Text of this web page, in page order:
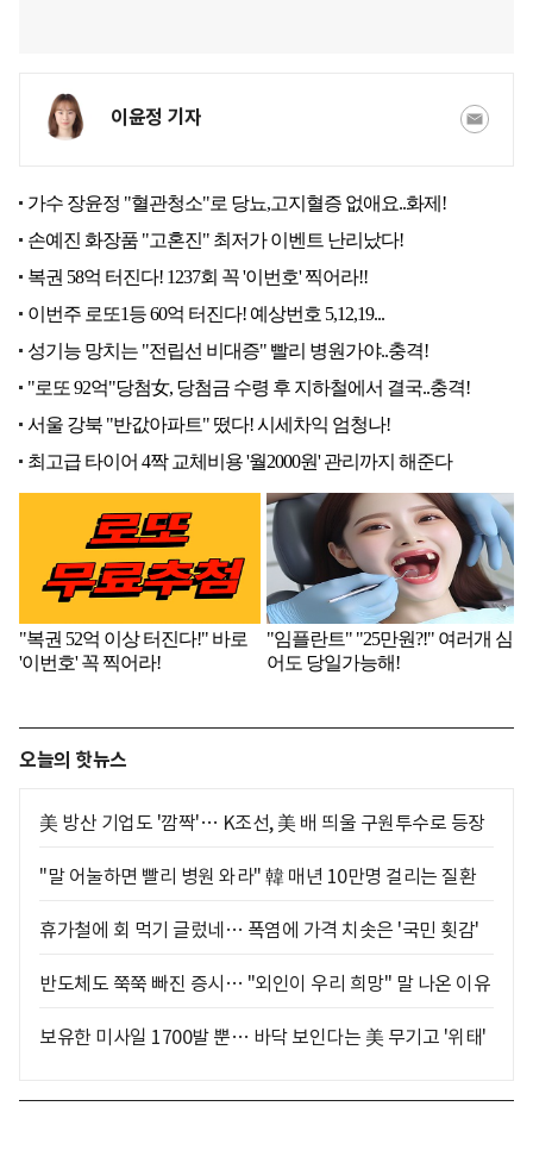
이윤정 기자
오늘의 핫뉴스
美 방산 기업도 '깜짝'… K조선, 美 배 띄울 구원투수로 등장
"말 어눌하면 빨리 병원 와라" 韓 매년 10만명 걸리는 질환
휴가철에 회 먹기 글렀네… 폭염에 가격 치솟은 '국민 횟감'
반도체도 쭉쭉 빠진 증시… "외인이 우리 희망" 말 나온 이유
보유한 미사일 1700발 뿐… 바닥 보인다는 美 무기고 '위태'